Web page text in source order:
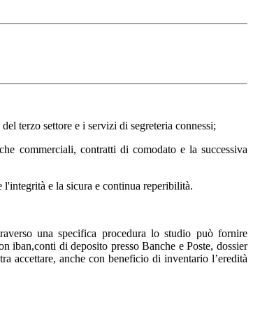
terzo settore e i servizi di segreteria connessi;
commerciali, contratti di comodato e la successiva
l'integrità e la sicura e continua reperibilità.
una specifica procedura lo studio può fornire
iban,conti di deposito presso Banche e Poste, dossier
accettare, anche con beneficio di inventario l’eredità